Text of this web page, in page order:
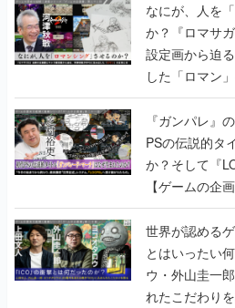
なにが、人を
か？『ロマサ
設定画から迫
した「ロマン
書】
『ガンパレ』
PSの伝説的タ
か？そして『
【ゲームの企画
世界が認める
とはいったい
ウ・外山圭一
れたこだわり